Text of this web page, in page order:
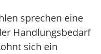
sprechen eine
Handlungsbedarf
sich ein